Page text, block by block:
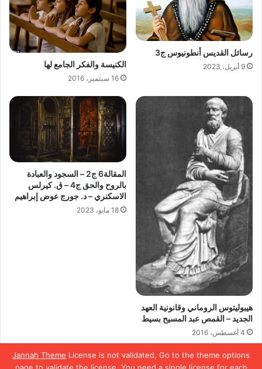
Jannah Theme License is not validated, Go to the theme options
رسائل القديس أنطونيوس ج3
9 أبريل، 2023 الكنيسة والفكر الجامع لها
16 سبتمبر، 2016
هيبوليتوس الروماني وقانونية العهد
الجديد – القمص عبد المسيح بسيط
4 أغسطس، 2016
المقالة6 ج2 – السجود والعبادة
بالروح والحق ج4 – ق. كيرلس
الاسكنري – د. جورج عوض إبراهيم
18 مايو، 2023